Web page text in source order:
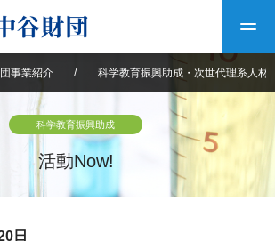
中谷財団について
事業紹介 / 科学教育振興助成・次世代理系人材
科学教育振興助成
活動Now!
日